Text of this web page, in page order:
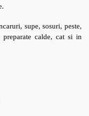
supe, sosuri, peste,
calde, cat si in